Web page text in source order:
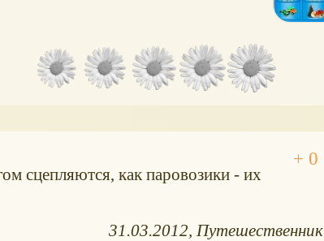
сцепляются, как паровозики - их
31.03.2012 Путешественник